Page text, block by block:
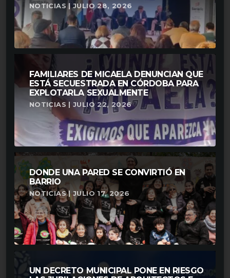
NOTICIAS | JULIO 28, 2026
FAMILIARES DE MICAELA DENUNCIAN QUE
ESTÁ SECUESTRADA EN CÓRDOBA PARA
EXPLOTARLA SEXUALMENTE
NOTICIAS | JULIO 22, 2026
DONDE UNA PARED SE CONVIRTIÓ EN
BARRIO
NOTICIAS | JULIO 17, 2026
UN DECRETO MUNICIPAL PONE EN RIESGO